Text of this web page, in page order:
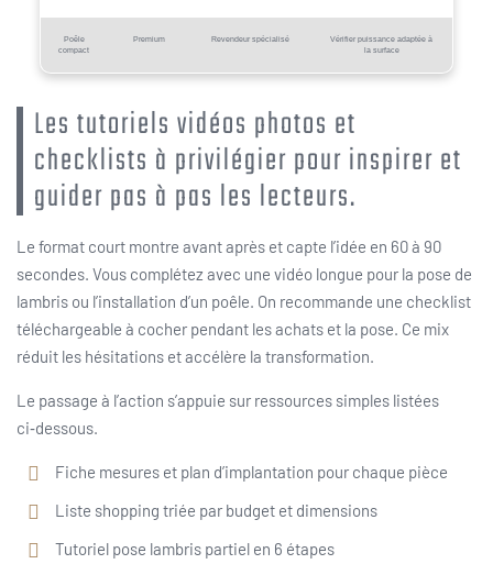
Poêle
compact
Premium Revendeur spécialisé
Vérifier puissance adaptée à
la surface
Les tutoriels vidéos photos et
checklists à privilégier pour inspirer et
guider pas à pas les lecteurs.
Le format court montre avant après et capte l’idée en 60 à 90
secondes. Vous complétez avec une vidéo longue pour la pose de
lambris ou l’installation d’un poêle. On recommande une checklist
téléchargeable à cocher pendant les achats et la pose. Ce mix
réduit les hésitations et accélère la transformation.
Le passage à l’action s’appuie sur ressources simples listées
ci‑dessous.
Fiche mesures et plan d’implantation pour chaque pièce
Liste shopping triée par budget et dimensions
Tutoriel pose lambris partiel en 6 étapes